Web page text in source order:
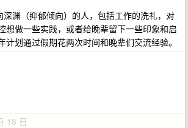
渊（抑郁倾向）的人，包括工作的洗礼，对
想做一些实践，或者给晚辈留下一些印象和启
计划通过假期花两次时间和晚辈们交流经验。
18 日